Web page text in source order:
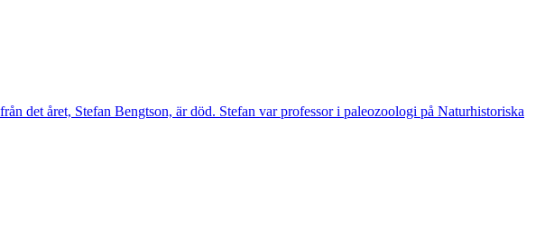
det året, Stefan Bengtson, är död. Stefan var professor i paleozoologi på Naturhistoriska